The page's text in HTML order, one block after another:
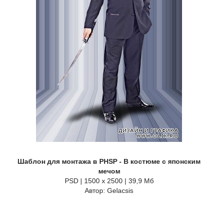
Шаблон для монтажа в PHSP - В костюме с японским
мечом
PSD | 1500 x 2500 | 39,9 Мб
Автор: Gelacsis